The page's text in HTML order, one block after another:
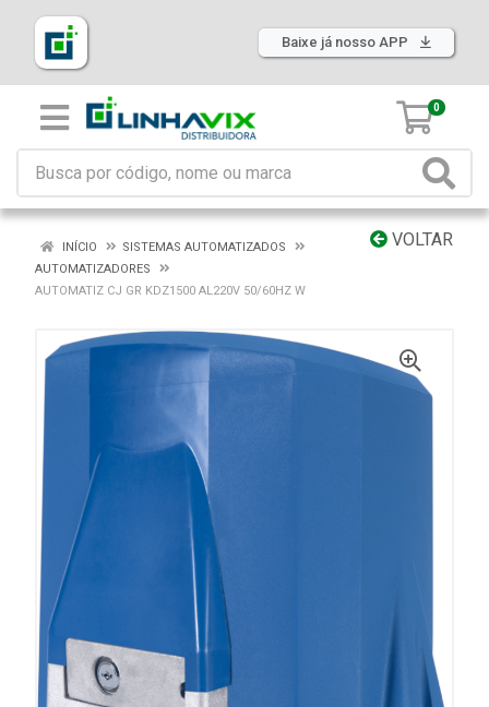
Baixe já nosso APP
0
VOLTAR
INÍCIO
SISTEMAS AUTOMATIZADOS
AUTOMATIZADORES
AUTOMATIZ CJ GR KDZ1500 AL220V 50/60HZ W